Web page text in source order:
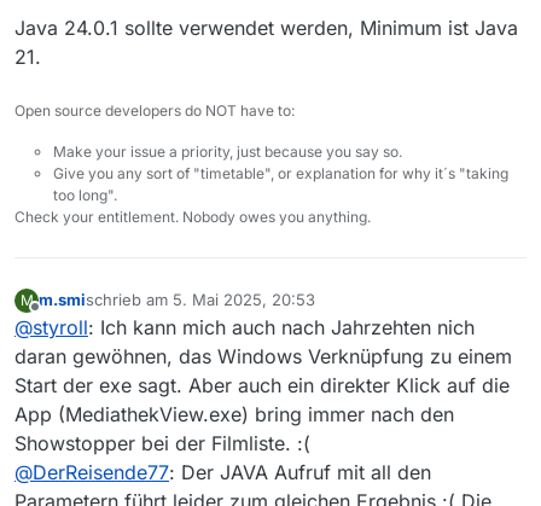
Java 24.0.1 sollte verwendet werden, Minimum ist Java
21.
Open source developers do NOT have to:
Make your issue a priority, just because you say so.
Give you any sort of "timetable", or explanation for why it´s "taking
too long".
Check your entitlement. Nobody owes you anything.
M
Offline
m.smischrieb am 5. Mai 2025, 20:53
zuletzt editiert von
@styroll: Ich kann mich auch nach Jahrzehten nich
daran gewöhnen, das Windows Verknüpfung zu einem
Start der exe sagt. Aber auch ein direkter Klick auf die
App (MediathekView.exe) bring immer nach den
Showstopper bei der Filmliste. :(
@DerReisende77: Der JAVA Aufruf mit all den
Parametern führt leider zum gleichen Ergebnis :( Die